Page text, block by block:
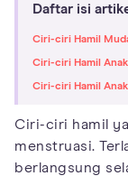
Daftar isi
Ciri-ciri Hamil
Ciri-ciri Hamil
Ciri-ciri Hamil
Ciri-ciri hamil
menstruasi.
berlangsung